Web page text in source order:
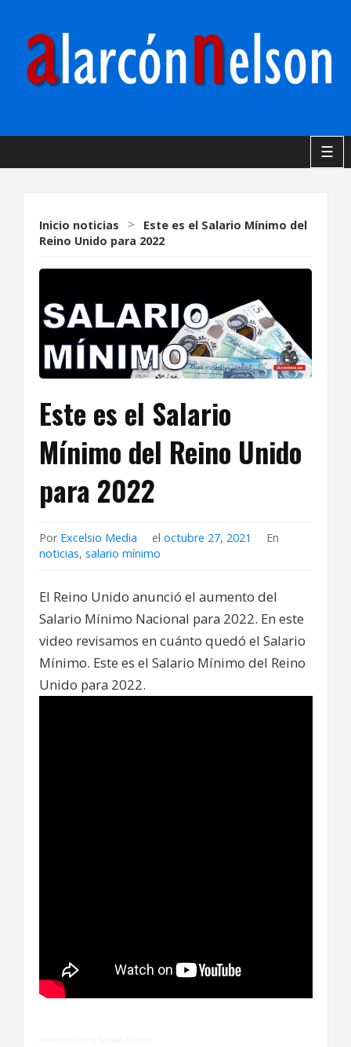
☰
Inicio noticias >
Este es el Salario Mínimo del
Reino Unido para 2022
Este es el Salario
Mínimo del Reino Unido
para 2022
Por Excelsio Media eloctubre 27, 2021
En
noticias, salario mínimo
El Reino Unido anunció el aumento del
Salario Mínimo Nacional para 2022. En este
video revisamos en cuánto quedó el Salario
Mínimo. Este es el Salario Mínimo del Reino
Unido para 2022.